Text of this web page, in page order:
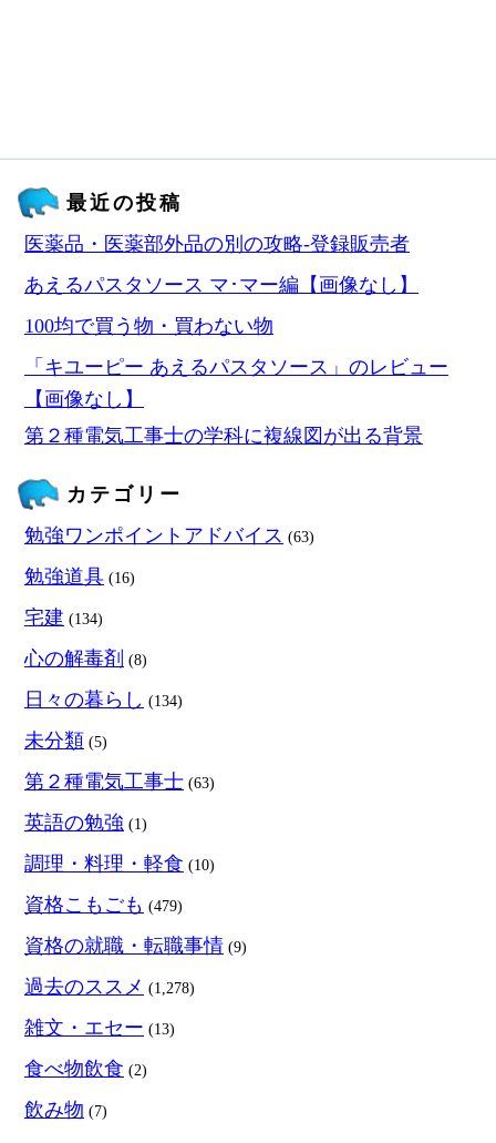
最近の投稿
医薬品・医薬部外品の別の攻略‐登録販売者
あえるパスタソース マ･マー編【画像なし】
100均で買う物・買わない物
「キユーピー あえるパスタソース」のレビュー
【画像なし】
第２種電気工事士の学科に複線図が出る背景
カテゴリー
勉強ワンポイントアドバイス (63)
勉強道具 (16)
宅建 (134)
心の解毒剤 (8)
日々の暮らし (134)
未分類 (5)
第２種電気工事士 (63)
英語の勉強 (1)
調理・料理・軽食 (10)
資格こもごも (479)
資格の就職・転職事情 (9)
過去のススメ (1,278)
雑文・エセー (13)
食べ物飲食 (2)
飲み物 (7)